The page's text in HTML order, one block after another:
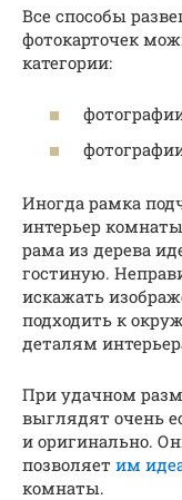
Все способы
фотокарточек
категории:
Иногда рамка
интерьер
рама из дерева
гостиную.
искажать
подходить к
деталям
При удачном
выглядят очень
и оригинально.
позволяет им
комнаты.